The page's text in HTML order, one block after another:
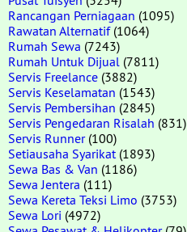
Rancangan Perniagaan (1095)
Rawatan Alternatif(1064)
Rumah Sewa (7243)
Rumah Untuk Dijual (7811)
Servis Freelance (3882)
Servis Keselamatan (1543)
Servis Pembersihan (2845)
Servis Pengedaran Risalah (831)
Servis Runner(100)
Setiausaha Syarikat (1893)
Sewa Bas & Van (1186)
Sewa Jentera (111)
Sewa Kereta Teksi Limo (3753)
Sewa Lori (4972)